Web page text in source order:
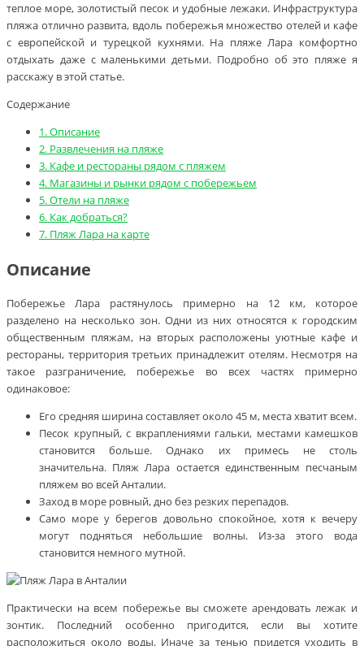
теплое море, золотистый песок и удобные лежаки. Инфраструктура
пляжа отлично развита, вдоль побережья множество отелей и кафе
с европейской и турецкой кухнями. На пляже Лара комфортно
отдыхать даже с маленькими детьми. Подробно об это пляже я
расскажу в этой статье.
Содержание
1.Описание
2. Развлечения на пляже
3. Кафе и рестораны рядом с пляжем
4. Магазины и рынки рядом с побережьем
5.Отели на пляже
6. Как добраться?
7. Пляж Лара на карте
Описание
Побережье Лара растянулось примерно на 12 км, которое
разделено на несколько зон. Одни из них относятся к городским
общественным пляжам, на вторых расположены уютные кафе и
рестораны, территория третьих принадлежит отелям. Несмотря на
такое разграничение, побережье во всех частях примерно
одинаковое:
Его средняя ширина составляет около 45 м, места хватит всем.
Песок крупный, с вкраплениями гальки, местами камешков
становится больше. Однако их примесь не столь
значительна. Пляж Лара остается единственным песчаным
пляжем во всей Анталии.
Заход в море ровный, дно без резких перепадов.
Само море у берегов довольно спокойное, хотя к вечеру
могут подняться небольшие волны. Из-за этого вода
становится немного мутной.
Практически на всем побережье вы сможете арендовать лежак и
зонтик. Последний особенно пригодится, если вы хотите
расположиться около воды. Иначе за тенью придется уходить в